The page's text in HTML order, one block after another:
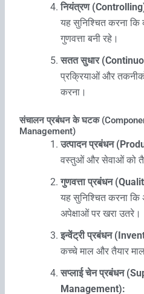
नियंत्रण
यह सुनिश्चित करना कि
गुणवत्ता बनी रहे।
सतत सुधार
प्रक्रियाओं और
करना।
संचालन प्रबंधन के घटक
Management)
उत्पादन प्रबंधन
वस्तुओं और सेवाओं को
गुणवत्ता प्रबंधन
यह सुनिश्चित करना कि
अपेक्षाओं पर खरा उतरे।
इन्वेंट्री प्रबंधन
कच्चे माल और तैयार
सप्लाई चेन प्रबंधन
Management):